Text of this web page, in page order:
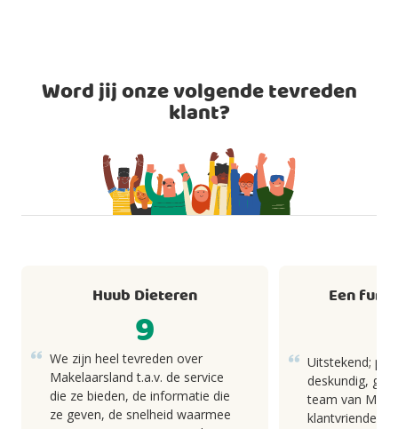
Word jij onze volgende tevreden
klant?
Huub Dieteren
9
We zijn heel tevreden over
Makelaarsland t.a.v. de service
die ze bieden, de informatie die
ze geven, de snelheid waarmee
Een
Uitstekend;
deskundig,
team van
klantvriendelijk